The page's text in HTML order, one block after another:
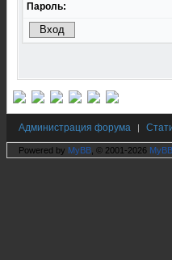
Пароль:
Администрация форума |
Powered by MyBB , © 2001-2026